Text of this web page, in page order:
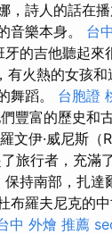
，詩人的話在播
音樂本身。 台
牙的吉他聽起來
有火熱的女孩
舞蹈。 台胞證
豐富的歷史和
文伊·威尼斯（
旅行者，充滿
保持南部，扎達
布羅夫尼克的
中 外燴 推薦